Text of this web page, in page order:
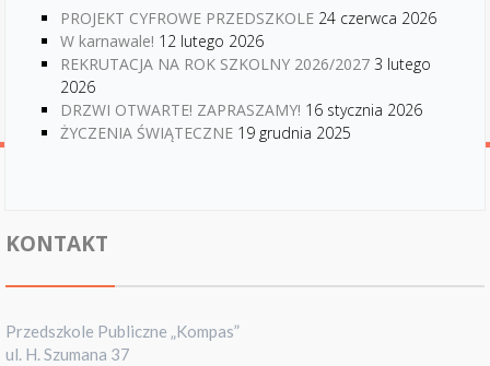
PROJEKT CYFROWE PRZEDSZKOLE 24 czerwca 2026
W karnawale! 12 lutego 2026
REKRUTACJA NA ROK SZKOLNY 2026/2027 3 lutego
2026
DRZWI OTWARTE! ZAPRASZAMY! 16 stycznia 2026
ŻYCZENIA ŚWIĄTECZNE 19 grudnia 2025
KONTAKT
Przedszkole Publiczne „Kompas”
ul. H. Szumana 37